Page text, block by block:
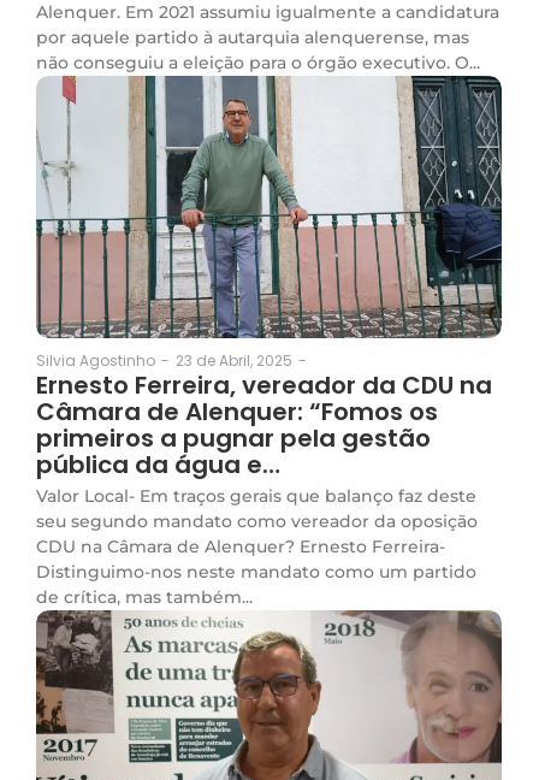
Alenquer. Em 2021 assumiu igualmente a candidatura
por aquele partido à autarquia alenquerense, mas
não conseguiu a eleição para o órgão executivo. O...
Silvia Agostinho - 23 de Abril, 2025 -
Ernesto Ferreira, vereador da CDU na
Câmara de Alenquer: “Fomos os
primeiros a pugnar pela gestão
pública da água e…
Valor Local- Em traços gerais que balanço faz deste
seu segundo mandato como vereador da oposição
CDU na Câmara de Alenquer? Ernesto Ferreira-
Distinguimo-nos neste mandato como um partido
de crítica, mas também...